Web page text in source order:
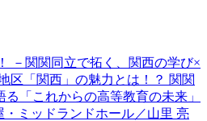
－関関同立で拓く、関西の学び×
区「関西」の魅力とは！？ 関関
る「これからの高等教育の未来」
・ミッドランドホール／山里 亮